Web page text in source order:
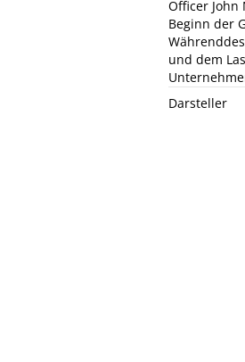
Officer
Beginn der
und dem
Darsteller